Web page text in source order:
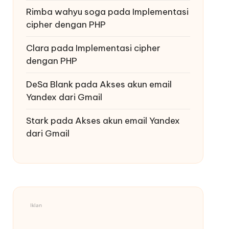
Rimba wahyu soga pada Implementasi
cipher dengan PHP
Clara pada Implementasi cipher
dengan PHP
DeSa Blankpada Akses akun email
Yandex dari Gmail
Starkpada Akses akun email Yandex
dari Gmail
Iklan